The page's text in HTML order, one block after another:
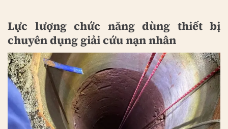
Lực lượng chức năng dùng thiết bị
chuyên dụng giải cứu nạn nhân